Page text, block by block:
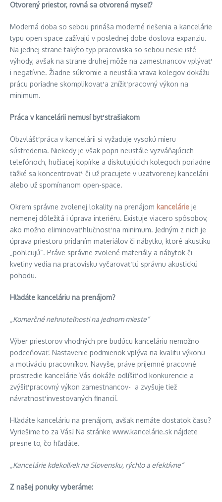
Otvorený priestor, rovná sa otvorená myseľ?
Moderná doba so sebou prináša moderné riešenia a kancelárie
typu open space zažívajú v poslednej dobe doslova expanziu.
Na jednej strane takýto typ pracoviska so sebou nesie isté
výhody, avšak na strane druhej môže na zamestnancov vplývať
i negatívne. Žiadne súkromie a neustála vrava kolegov dokážu
prácu poriadne skomplikovať a znížiť pracovný výkon na
minimum.
Práca v kancelárii nemusí byť strašiakom
Obzvlášť práca v kancelárii si vyžaduje vysokú mieru
sústredenia. Niekedy je však popri neustále vyzváňajúcich
telefónoch, hučiacej kopírke a diskutujúcich kolegoch poriadne
ťažké sa koncentrovať- či už pracujete v uzatvorenej kancelárii
alebo už spomínanom open-space.
Okrem správne zvolenej lokality na prenájom kancelárie je
nemenej dôležitá i úprava interiéru. Existuje viacero spôsobov,
ako možno eliminovať hlučnosť na minimum. Jedným z nich je
úprava priestoru pridaním materiálov či nábytku, ktoré akustiku
„pohlcujú“. Práve správne zvolené materiály a nábytok či
kvetiny vedia na pracovisku vyčarovať tú správnu akustickú
pohodu.
Hľadáte kanceláriu na prenájom?
„Komerčné nehnuteľnosti na jednom mieste“
Výber priestorov vhodných pre budúcu kanceláriu nemožno
podceňovať. Nastavenie podmienok vplýva na kvalitu výkonu
a motiváciu pracovníkov. Navyše, práve príjemné pracovné
prostredie kancelárie Vás dokáže odlíšiť od konkurencie a
zvýšiť pracovný výkon zamestnancov- a zvyšuje tiež
návratnosť investovaných financií.
Hľadáte kanceláriu na prenájom, avšak nemáte dostatok času?
Vyriešime to za Vás! Na stránke www.kancelárie.sk nájdete
presne to, čo hľadáte.
„Kancelárie kdekoľvek na Slovensku, rýchlo a efektívne“
Z našej ponuky vyberáme: